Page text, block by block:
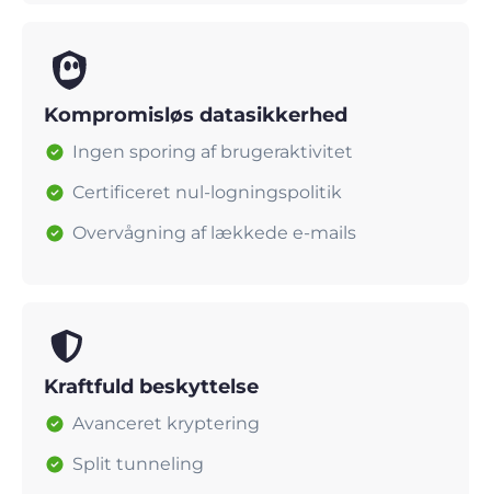
Kompromisløs datasikkerhed
Ingen sporing af brugeraktivitet
Certificeret nul-logningspolitik
Overvågning af lækkede e-mails
Kraftfuld beskyttelse
Avanceret kryptering
Split tunneling